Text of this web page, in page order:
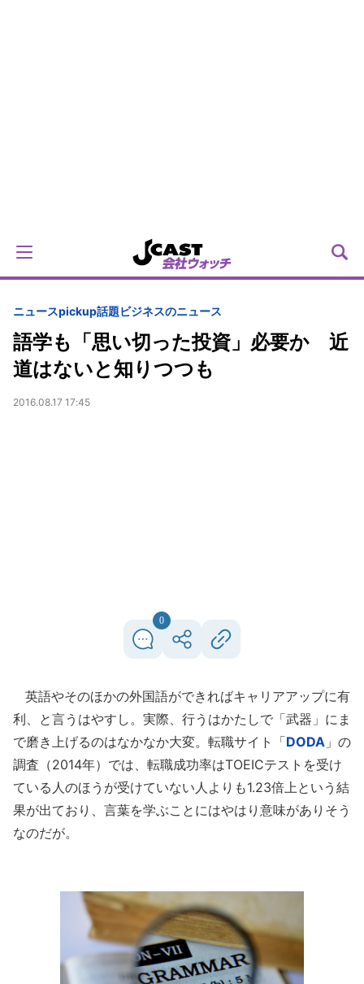
ニュースpickup話題ビジネスのニュース
語学も「思い切った投資」必要か 近
道はないと知りつつも
2016.08.17 17:45
0
英語やそのほかの外国語ができればキャリアアップに有
利、と言うはやすし。実際、行うはかたしで「武器」にま
で磨き上げるのはなかなか大変。転職サイト「DODA 」の
調査（2014年）では、転職成功率はTOEICテストを受け
ている人のほうが受けていない人よりも1.23倍上という結
果が出ており、言葉を学ぶことにはやはり意味がありそう
なのだが。